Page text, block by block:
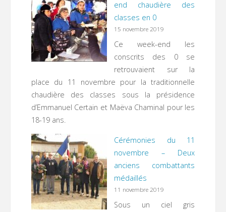
end chaudière des
classes en 0
15 novembre 2019
Ce week-end les
conscrits des 0 se
retrouvaient sur la
place du 11 novembre pour la traditionnelle
chaudière des classes sous la présidence
d’Emmanuel Certain et Maëva Chaminal pour les
18-19 ans.
Cérémonies du 11
novembre – Deux
anciens combattants
médaillés
11 novembre 2019
Sous un ciel gris